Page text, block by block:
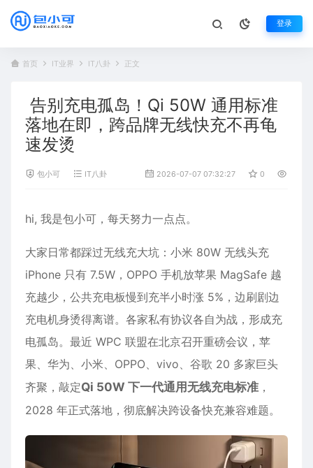
登录
首页 IT业界 IT八卦 正文
告别充电孤岛！Qi 50W 通用标准
落地在即，跨品牌无线快充不再龟
速发烫
包小可 IT八卦 2026-07-07 07:32:27 0
hi, 我是包小可，每天努力一点点。
大家日常都踩过无线充大坑：小米 80W 无线头充
iPhone 只有 7.5W，OPPO 手机放苹果 MagSafe 越
充越少，公共充电板慢到充半小时涨 5%，边刷剧边
充电机身烫得离谱。各家私有协议各自为战，形成充
电孤岛。最近 WPC 联盟在北京召开重磅会议，苹
果、华为、小米、OPPO、vivo、谷歌 20 多家巨头
齐聚，敲定Qi 50W 下一代通用无线充电标准 ，
2028 年正式落地，彻底解决跨设备快充兼容难题。